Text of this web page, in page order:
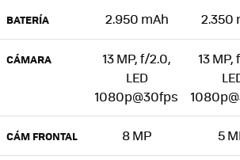
BATERÍA 2.950 mAh 2.350
CÁMARA
13 MP, f/2.0,
LED
1080p@30fps
13
CÁM FRONTAL 8 MP 5